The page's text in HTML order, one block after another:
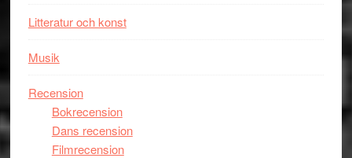
Litteratur och konst
Musik
Recension
Bokrecension
Dans recension
Filmrecension